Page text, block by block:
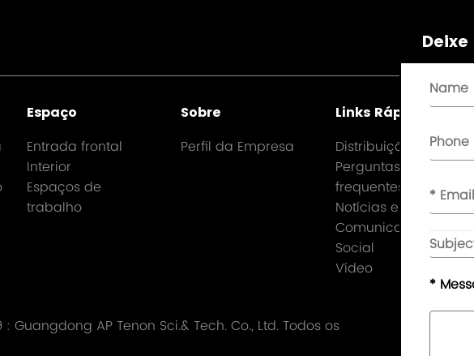
Espaço
Entrada frontal
Interior
Espaços de
trabalho
Sobre
Perfil da Empresa
Links Rápidos
Distribuição
Perguntas
frequentes
Notícias e Meios de
Comunicação
Social
Vídeo
: Guangdong AP Tenon Sci.& Tech. Co., Ltd. Todos os
*